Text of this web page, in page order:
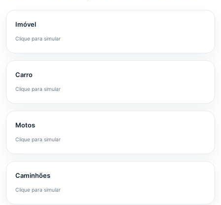
Imóvel
Clique para simular
Carro
Clique para simular
Motos
Clique para simular
Caminhões
Clique para simular